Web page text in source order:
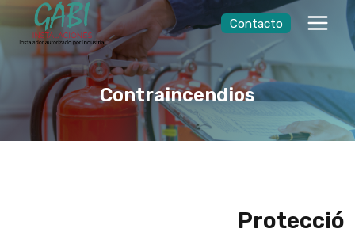
Saltar
contenido
Contacto
Contraincendios
Protecció